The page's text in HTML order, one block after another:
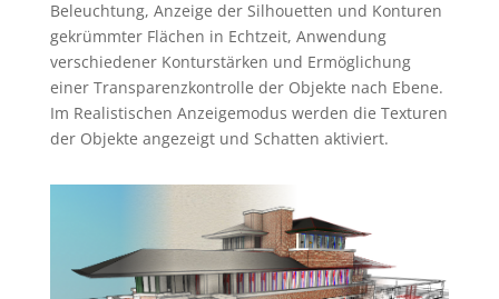
Beleuchtung, Anzeige der Silhouetten und Konturen
gekrümmter Flächen in Echtzeit, Anwendung
verschiedener Konturstärken und Ermöglichung
einer Transparenzkontrolle der Objekte nach Ebene.
Im Realistischen Anzeigemodus werden die Texturen
der Objekte angezeigt und Schatten aktiviert.